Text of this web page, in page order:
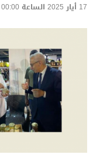
17 أيار 2025 الساعة 00:00